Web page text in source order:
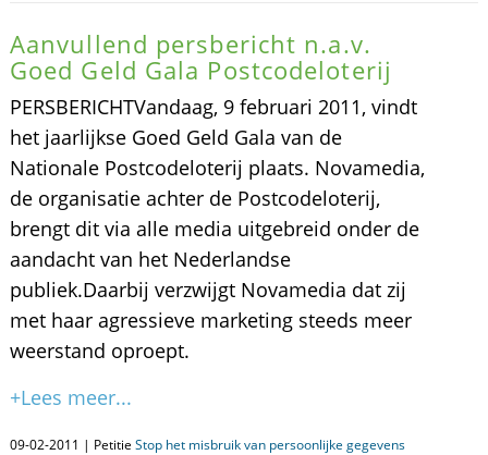
Aanvullend persbericht n.a.v.
Goed Geld Gala Postcodeloterij
PERSBERICHTVandaag, 9 februari 2011, vindt
het jaarlijkse Goed Geld Gala van de
Nationale Postcodeloterij plaats. Novamedia,
de organisatie achter de Postcodeloterij,
brengt dit via alle media uitgebreid onder de
aandacht van het Nederlandse
publiek.Daarbij verzwijgt Novamedia dat zij
met haar agressieve marketing steeds meer
weerstand oproept.
+Lees meer...
09-02-2011 | Petitie Stop het misbruik van persoonlijke gegevens